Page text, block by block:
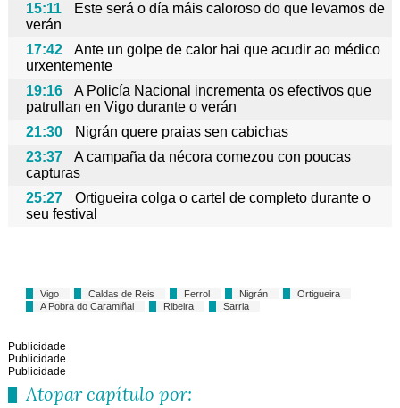
15:11
Este será o día máis caloroso do que levamos de
verán
17:42
Ante un golpe de calor hai que acudir ao médico
urxentemente
19:16
A Policía Nacional incrementa os efectivos que
patrullan en Vigo durante o verán
21:30
Nigrán quere praias sen cabichas
23:37
A campaña da nécora comezou con poucas
capturas
25:27
Ortigueira colga o cartel de completo durante o
seu festival
Vigo Caldas de Reis Ferrol Nigrán
Ortigueira
A Pobra do Caramiñal
Ribeira Sarria
Publicidade
Publicidade
Publicidade
Atopar capítulo por: